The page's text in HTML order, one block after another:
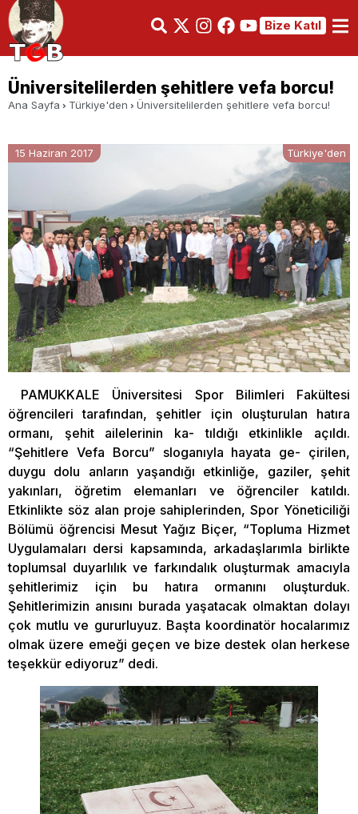
Bize Katıl
Üniversitelilerden şehitlere vefa borcu!
Ana Sayfa Türkiye'den Üniversitelilerden şehitlere vefa borcu!
15 Haziran 2017 Türkiye'den
PAMUKKALE Üniversitesi Spor Bilimleri Fakültesi
öğrencileri tarafından, şehitler için oluşturulan hatıra
ormanı, şehit ailelerinin ka- tıldığı etkinlikle açıldı.
“Şehitlere Vefa Borcu” sloganıyla hayata ge- çirilen,
duygu dolu anların yaşandığı etkinliğe, gaziler, şehit
yakınları, öğretim elemanları ve öğrenciler katıldı.
Etkinlikte söz alan proje sahiplerinden, Spor Yöneticiliği
Bölümü öğrencisi Mesut Yağız Biçer, “Topluma Hizmet
Uygulamaları dersi kapsamında, arkadaşlarımla birlikte
toplumsal duyarlılık ve farkındalık oluşturmak amacıyla
şehitlerimiz için bu hatıra ormanını oluşturduk.
Şehitlerimizin anısını burada yaşatacak olmaktan dolayı
çok mutlu ve gururluyuz. Başta koordinatör hocalarımız
olmak üzere emeği geçen ve bize destek olan herkese
teşekkür ediyoruz” dedi.